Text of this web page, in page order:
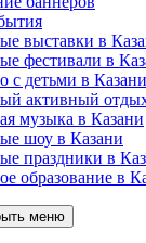
выставки в
фестивали в
с детьми в Казани
активный
музыка в Казани
шоу в Казани
праздники в
образование в
меню